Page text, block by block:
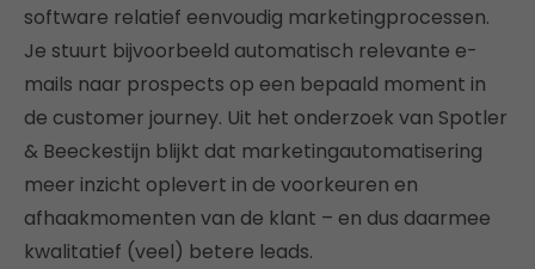
software relatief eenvoudig marketingprocessen.
Je stuurt bijvoorbeeld automatisch relevante e-
mails naar prospects op een bepaald moment in
de customer journey. Uit het onderzoek van Spotler
& Beeckestijn blijkt dat marketingautomatisering
meer inzicht oplevert in de voorkeuren en
afhaakmomenten van de klant – en dus daarmee
kwalitatief (veel) betere leads.